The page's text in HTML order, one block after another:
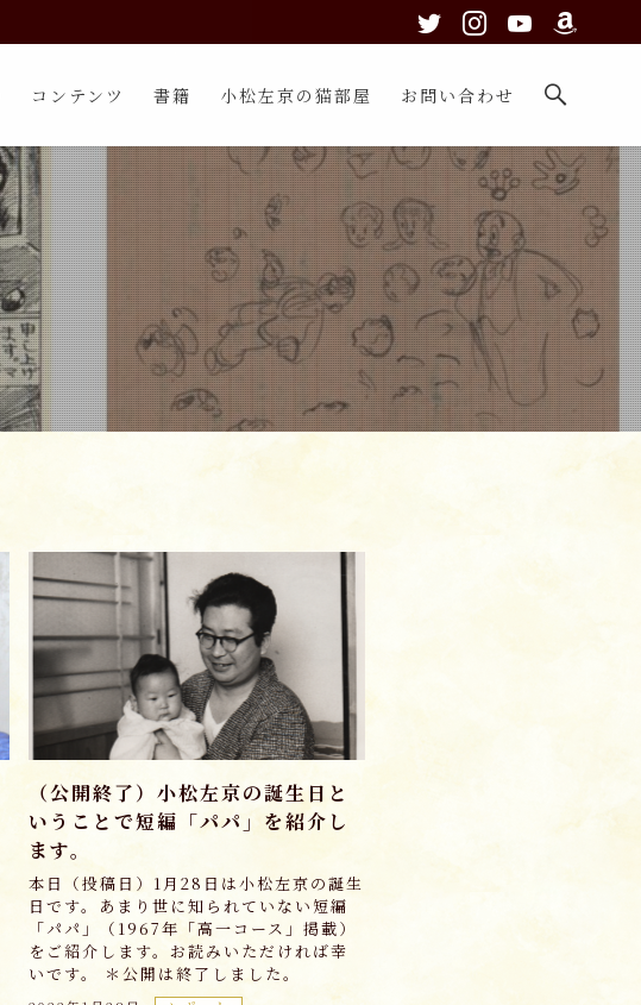
コンテンツ 書籍 小松左京の猫部屋 お問い合わせ
（公開終了）小松左京の誕生日と
いうことで短編「パパ」を紹介し
ます。
本日（投稿日）1月28日は小松左京の誕生
日です。あまり世に知られていない短編
「パパ」（1967年「高一コース」掲載）
をご紹介します。お読みいただければ幸
いです。 ＊公開は終了しました。